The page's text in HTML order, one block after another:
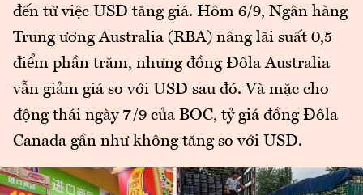
đến từ việc USD tăng giá. Hôm 6/9, Ngân hàng
Trung ương Australia (RBA) nâng lãi suất 0,5
điểm phần trăm, nhưng đồng Đôla Australia
vẫn giảm giá so với USD sau đó. Và mặc cho
động thái ngày 7/9 của BOC, tỷ giá đồng Đôla
Canada gần như không tăng so với USD.